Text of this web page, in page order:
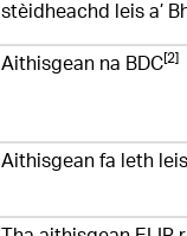
stèidheachd leis a’
Aithisgean na BDC[2]
Aithisgean fa leth leis